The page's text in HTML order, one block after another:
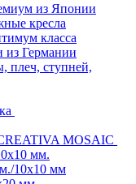
из Японии
кресла
класса
из Германии
плеч, ступней,
MOSAIC
мм.
10х10 мм